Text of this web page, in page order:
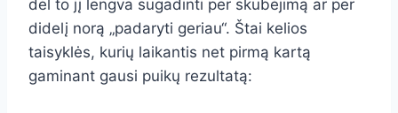
dėl to jį lengva sugadinti per skubėjimą ar per
didelį norą „padaryti geriau“. Štai kelios
taisyklės, kurių laikantis net pirmą kartą
gaminant gausi puikų rezultatą: